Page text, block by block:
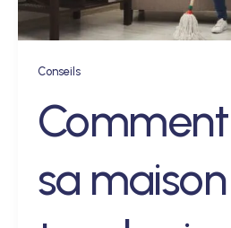
Conseils
sa